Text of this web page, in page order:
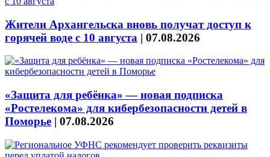
Жители Архангельска вновь получат доступ к
горячей воде с 10 августа | 07.08.2026
«Защита для ребёнка» — новая подписка
«Ростелекома» для кибербезопасности детей в
Поморье | 07.08.2026